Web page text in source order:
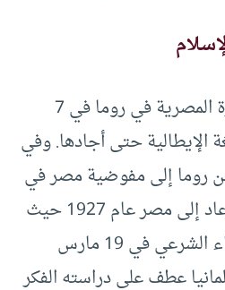
عندما عُيّن إماما للسفارة المصرية في روما في 7
اللغة الإيطالية حتى أجادها. وفي
نقل من روما إلى مفوضية مصر في
برلين وأتقن الألمانية. وعاد إلى مصر عام 1927 حيث
تسلم وظيفته في القضاء الشرعي في 19 مارس
عطف على دراسته الفكر